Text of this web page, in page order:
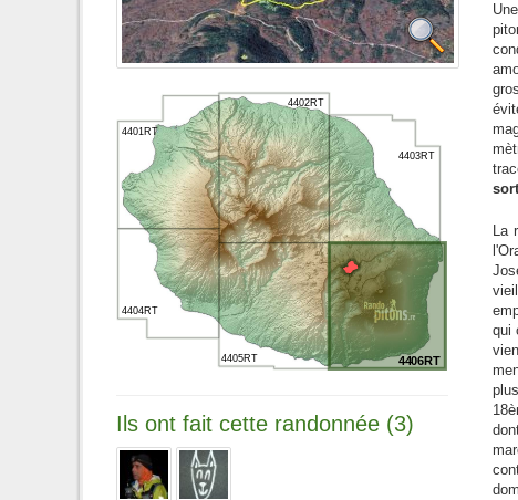
4401RT
4402RT
4403RT
4404RT
4405RT 4406RT
Ils ont fait cette randonnée (3)
Une
La
qui